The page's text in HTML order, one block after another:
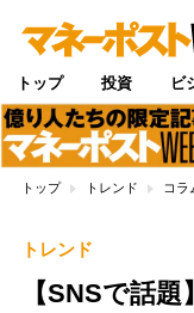
トップ 投資 ビ
トップ トレンド コラ
トレンド
【SNSで話